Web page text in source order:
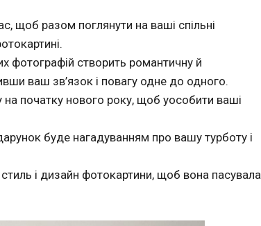
щоб разом поглянути на ваші спільні
фотографій створить романтичну й
ваш зв’язок і повагу одне до одного.
початку нового року, щоб уособити ваші
буде нагадуванням про вашу турботу і
і дизайн фотокартини, щоб вона пасувала